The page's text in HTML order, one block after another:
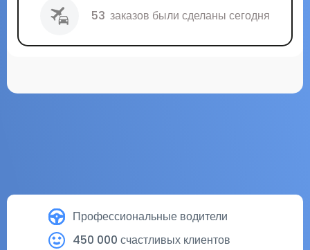
Профессиональные водители
450 000 счастливых клиентов
53 заказов были сделаны сегодня